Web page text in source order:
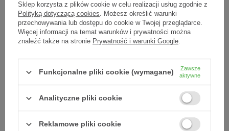
Kod produktu:8054309540349
Już od 149 zł !
DOŚWIADCZENIE
Legalna apteka od 2006 r.
ZAUFANIE
Sklep korzysta z plików cookie w celu realizacji usług zgodnie z
Polityką dotyczącą cookies. Możesz określić warunki
przechowywania lub dostępu do cookie w Twojej przeglądarce.
Więcej informacji na temat warunków i prywatności można
znaleźć także na stronie Prywatność i warunki Google.
Funkcjonalne pliki cookie (wymagane)
Zawsze
aktywne
Analityczne pliki cookie
Reklamowe pliki cookie